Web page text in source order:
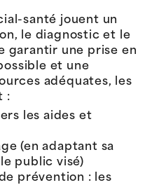
santé jouent un
le diagnostic et le
garantir une prise en
et une
adéquates, les
:
les aides et
(en adaptant sa
public visé)
prévention : les